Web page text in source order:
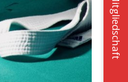
Mitgliedschaft